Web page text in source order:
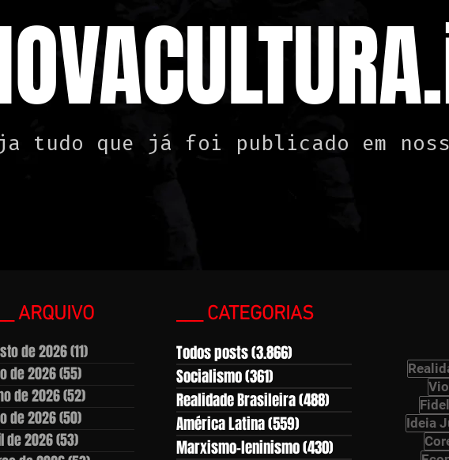
tudo que já foi publicado em
ARQUIVO ___ CATEGORIAS
de 2026(11)
de 2026(55)
de 2026(52)
de 2026(50)
de 2026(53)
Todos posts(3.866)
Socialismo(361)
Realidade Brasileira(488)
América Latina(559)
Marxismo-leninismo(430)
Ideia